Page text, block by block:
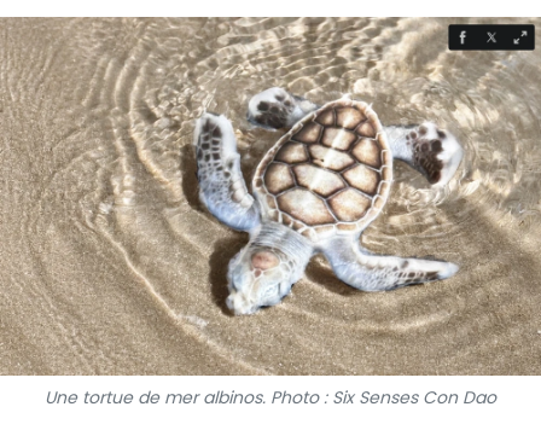
SPORT
FRANCOPHONIE
PAYS NATAL
INTERNATIONAL
MÉGASTORIE
INFOGRAPHIE
PHOTO
Une tortue de mer albinos. Photo : Six Senses Con Dao